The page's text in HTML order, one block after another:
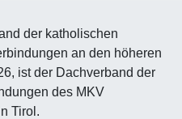
der katholischen
an den höheren
ist der Dachverband der
des MKV
Tirol.